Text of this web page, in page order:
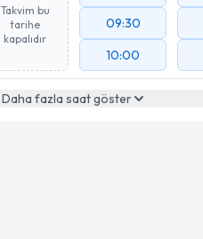
Takvim bu
tarihe
kapalıdır
09:30
10:00
Daha fazla saat göster